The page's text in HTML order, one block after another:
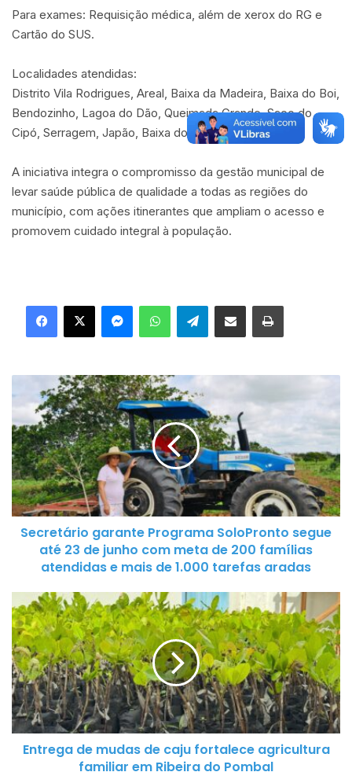
Para exames: Requisição médica, além de xerox do RG e
Cartão do SUS.
Localidades atendidas:
Distrito Vila Rodrigues, Areal, Baixa da Madeira, Baixa do Boi,
Bendozinho, Lagoa do Dão, Queimada Grande, Saco do
Cipó, Serragem, Japão, Baixa do Bé e Barreira.
A iniciativa integra o compromisso da gestão municipal de
levar saúde pública de qualidade a todas as regiões do
município, com ações itinerantes que ampliam o acesso e
promovem cuidado integral à população.
X WhatsApp Telegram
c
r
e
t
á
r
a
r
a
n
t
e
P
r
Secretário garante Programa SoloPronto segue
até 23 de junho com meta de 200 famílias
atendidas e mais de 1.000 tarefas aradas
n
r
e
g
a
d
Entrega de mudas de caju fortalece agricultura
familiar em Ribeira do Pombal